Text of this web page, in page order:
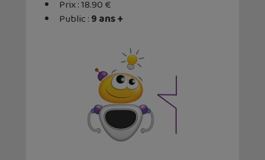
Prix : 18.90 €
Public :9 ans +